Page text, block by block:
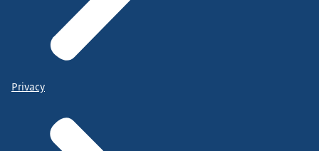
Privacy